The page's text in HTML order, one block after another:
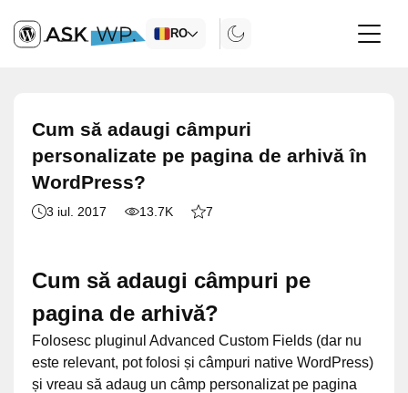
RO
Cum să adaugi câmpuri
personalizate pe pagina de arhivă în
WordPress?
3 iul. 2017 13.7K 7
Cum să adaugi câmpuri pe
pagina de arhivă?
Folosesc pluginul Advanced Custom Fields (dar nu
este relevant, pot folosi și câmpuri native WordPress)
și vreau să adaug un câmp personalizat pe pagina